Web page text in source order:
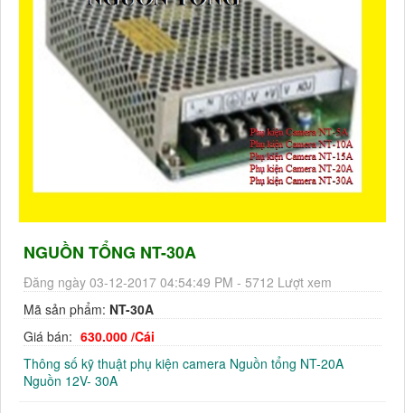
NGUỒN TỔNG NT-30A
Đăng ngày 03-12-2017 04:54:49 PM - 5712 Lượt xem
Mã sản phẩm: NT-30A​​​​​​​
Giá bán: 630.000 /Cái
Thông số kỹ thuật phụ kiện camera Nguồn tổng NT-20A
Nguồn 12V- 30A